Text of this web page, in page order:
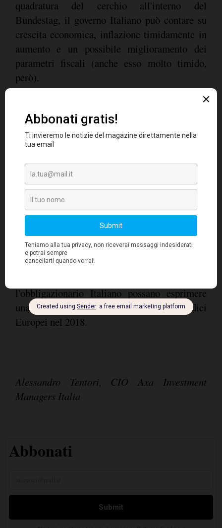
quadratura del cerchio all'interno del
Bundestag, il governo Italiano può contare su
crescita economica, inflazione timidamente in
aumento e un possibile miglioramento dei
parametri fiscali (anche esso molto timido,
però).
Tempo di Previsioni
A scanso di equivoci, io non mi aspetto che il
MIB si faccia il 7% ogni mese
Ciononostante, la view espressa nei nostri
portafogli è una view positiva sulle tutte le
classi di attivo Italiane. I dati ci indicano che
gli investitori internazionali sono ancora
sottopesati sul "rischio Italia". Si nota peraltro
un interesse crescente per i BTP da parte di
portafogli non-residenti, in prevalenza
anglosassoni. In assenza di scossoni politici e
altri rischi non quantificabili, è lecito pensare
l'obbligazionario Italiano possano esprimere
una sovraperformance relativa agli indici
Europei nel 2018.
Alessandro Tentori, CIO Axa Investment
Managers Italia